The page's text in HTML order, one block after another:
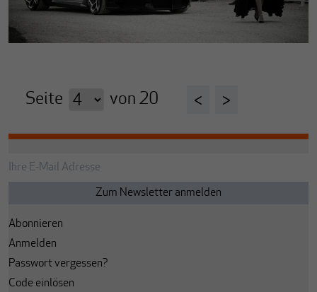
Seite von 20 < >
Abonnieren
Anmelden
Passwort vergessen?
Code einlösen